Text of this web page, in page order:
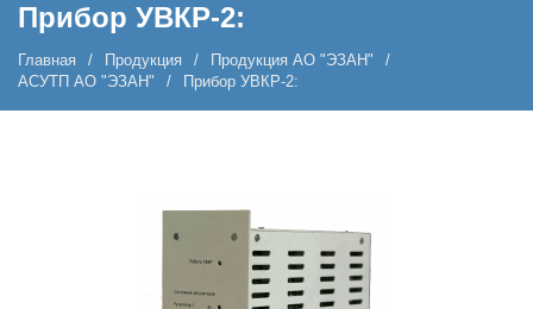
Прибор УВКР-2:
Главная Продукция
Продукция АО "ЭЗАН"
АСУТП АО "ЭЗАН"
Прибор УВКР-2: